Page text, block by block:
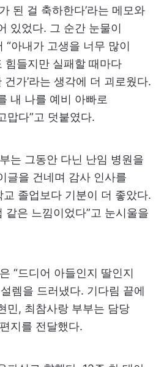
된 걸 축하한다’라는 메모와
있었다. 그 순간 눈물이
“아내가 고생을 너무 많이
힘들지만 실패할 때마다
건가’라는 생각에 더 괴로웠다.
내 나를 예비 아빠로
맙다”고 덧붙였다.
는 그동안 다닌 난임 병원을
글을 건네며 감사 인사를
교 졸업보다 기분이 더 좋았다.
같은 느낌이었다”고 눈시울을
“드디어 아들인지 딸인지
렘을 드러냈다. 기다림 끝에
민, 최참사랑 부부는 담당
지를 전달했다.